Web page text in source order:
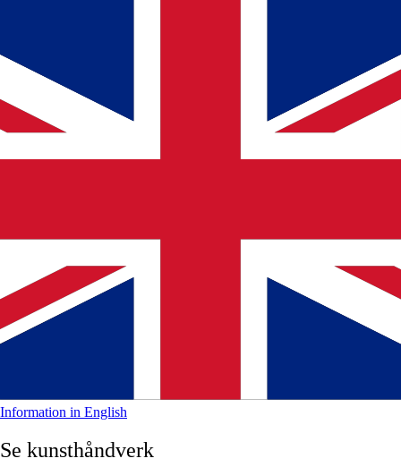
Information in English
Se kunsthåndverk